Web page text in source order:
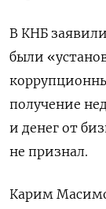
В КНБ
были
получение
и денег от
не признал.
Карим